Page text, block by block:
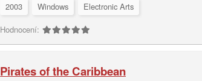
2003 Windows
Electronic Arts
Hodnocení:
Pirates of the Caribbean